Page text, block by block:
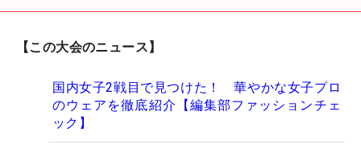
【この大会のニュース】
国内女子2戦目で見つけた！ 華やかな女子プロ
のウェアを徹底紹介【編集部ファッションチェ
ック】